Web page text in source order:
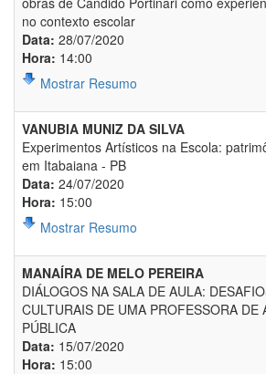
no contexto escolar
Data: 28/07/2020
Hora: 14:00
Mostrar Resumo
VANUBIA MUNIZ DA SILVA
Experimentos Artísticos na Escola:
em Itabaiana - PB
Data: 24/07/2020
Hora: 15:00
Mostrar Resumo
MANAÍRA DE MELO PEREIRA
DIÁLOGOS NA SALA DE AULA:
CULTURAIS DE UMA PROFESSORA DE
PÚBLICA
Data: 15/07/2020
Hora: 15:00